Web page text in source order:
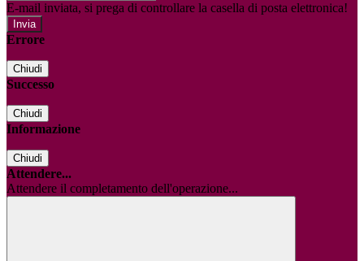
E-mail inviata, si prega di controllare la casella di posta elettronica!
Errore
Chiudi
Successo
Chiudi
Informazione
Chiudi
Attendere...
Attendere il completamento dell'operazione...